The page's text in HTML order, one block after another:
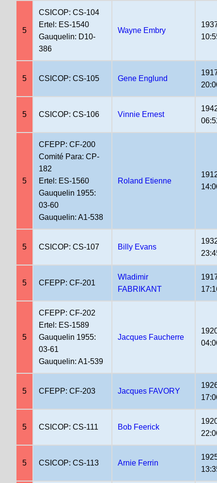
5
CSICOP: CS-104
Ertel: ES-1540
Gauquelin: D10-
386
Wayne Embry
5 CSICOP: CS-105 Gene Englund
5 CSICOP: CS-106 Vinnie Ernest
5
CFEPP: CF-200
Comité Para: CP-
182
Ertel: ES-1560
Gauquelin 1955:
03-60
Gauquelin: A1-538
Roland Etienne
5 CSICOP: CS-107 Billy Evans
5 CFEPP: CF-201
Wladimir
FABRIKANT
5
CFEPP: CF-202
Ertel: ES-1589
Gauquelin 1955:
03-61
Gauquelin: A1-539
Jacques Faucherre
5 CFEPP: CF-203 Jacques FAVORY
5 CSICOP: CS-111 Bob Feerick
5 CSICOP: CS-113 Arnie Ferrin